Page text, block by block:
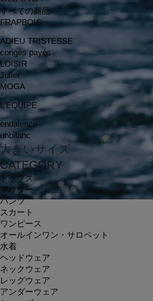
すべての商品
FRAPBOIS
ADIEU TRISTESSE
congés payés
LOISIR
Julier
MOGA
L'EQUIPE
endalence
unbilanc
大きいサイズ
CATEGORY
トップス
アウター
パンツ
スカート
ワンピース
オールインワン・サロペット
水着
ヘッドウェア
ネックウェア
レッグウェア
アンダーウェア